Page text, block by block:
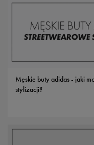
Męskie buty adidas - jaki
stylizacji?